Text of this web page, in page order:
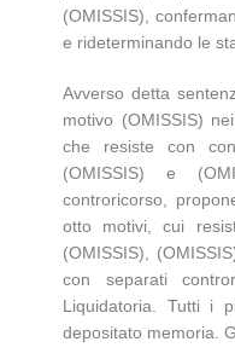
(OMISSIS),
e rideterminando le
Avverso detta
motivo (OMISSIS)
che resiste con
(OMISSIS) e
controricorso,
otto motivi, cui
(OMISSIS),
con separati
Liquidatoria. Tutti i
depositato memoria.